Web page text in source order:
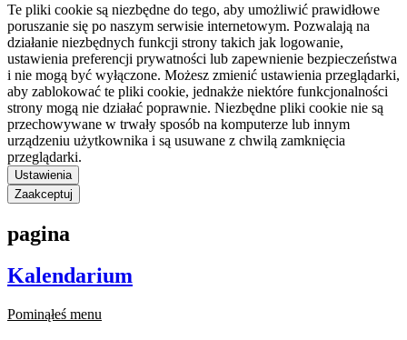
Te pliki cookie są niezbędne do tego, aby umożliwić prawidłowe
poruszanie się po naszym serwisie internetowym. Pozwalają na
działanie niezbędnych funkcji strony takich jak logowanie,
ustawienia preferencji prywatności lub zapewnienie bezpieczeństwa
i nie mogą być wyłączone. Możesz zmienić ustawienia przeglądarki,
aby zablokować te pliki cookie, jednakże niektóre funkcjonalności
strony mogą nie działać poprawnie. Niezbędne pliki cookie nie są
przechowywane w trwały sposób na komputerze lub innym
urządzeniu użytkownika i są usuwane z chwilą zamknięcia
przeglądarki.
Ustawienia
Zaakceptuj
pagina
Kalendarium
Pominąłeś menu